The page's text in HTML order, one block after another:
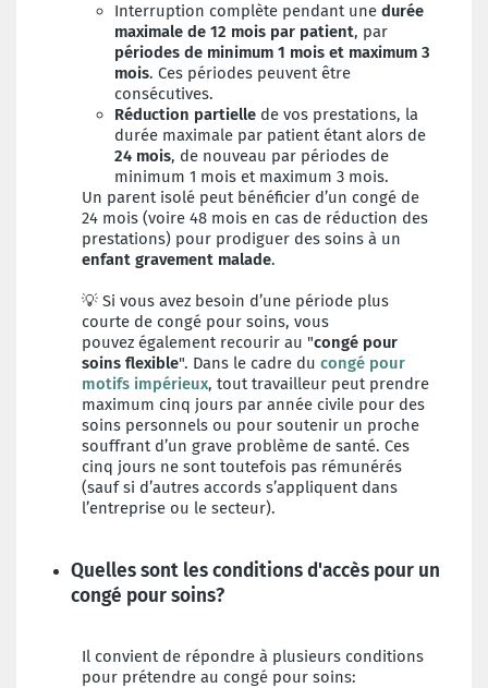
Interruption complète pendant une durée
maximale de 12 mois par patient, par
périodes de minimum 1 mois et maximum 3
mois. Ces périodes peuvent être
consécutives.
Réduction partielle de vos prestations, la
durée maximale par patient étant alors de
24 mois, de nouveau par périodes de
minimum 1 mois et maximum 3 mois.
Un parent isolé peut bénéficier d’un congé de
24 mois (voire 48 mois en cas de réduction des
prestations) pour prodiguer des soins à un
enfant gravement malade.
💡 Si vous avez besoin d’une période plus
courte de congé pour soins, vous
pouvez également recourir au "congé pour
soins flexible". Dans le cadre du congé pour
motifs impérieux, tout travailleur peut prendre
maximum cinq jours par année civile pour des
soins personnels ou pour soutenir un proche
souffrant d’un grave problème de santé. Ces
cinq jours ne sont toutefois pas rémunérés
(sauf si d’autres accords s’appliquent dans
l’entreprise ou le secteur).
Quelles sont les conditions d'accès pour un
congé pour soins?
Il convient de répondre à plusieurs conditions
pour prétendre au congé pour soins: